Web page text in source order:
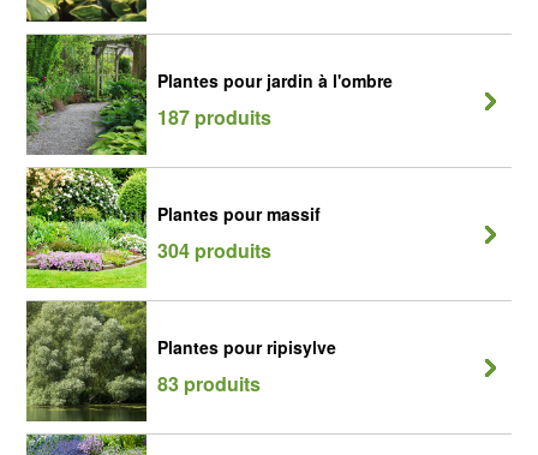
Plantes pour jardin à l'ombre
187 produits
Plantes pour massif
304 produits
Plantes pour ripisylve
83 produits